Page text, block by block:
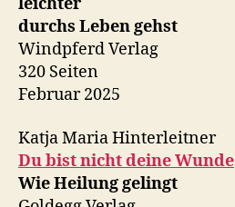
durchs Leben gehst
Windpferd Verlag
320 Seiten
Februar 2025
Katja Maria Hinterleitner
Du bist nicht deine Wunde
Wie Heilung gelingt